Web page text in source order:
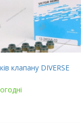
клапану DIVERSE